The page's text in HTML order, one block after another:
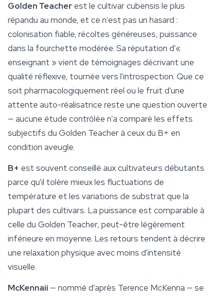
Golden Teacher est le cultivar cubensis le plus
répandu au monde, et ce n'est pas un hasard :
colonisation fiable, récoltes généreuses, puissance
dans la fourchette modérée. Sa réputation d'«
enseignant » vient de témoignages décrivant une
qualité réflexive, tournée vers l'introspection. Que ce
soit pharmacologiquement réel ou le fruit d'une
attente auto-réalisatrice reste une question ouverte
— aucune étude contrôlée n'a comparé les effets
subjectifs du Golden Teacher à ceux du B+ en
condition aveugle.
B+ est souvent conseillé aux cultivateurs débutants
parce qu'il tolère mieux les fluctuations de
température et les variations de substrat que la
plupart des cultivars. La puissance est comparable à
celle du Golden Teacher, peut-être légèrement
inférieure en moyenne. Les retours tendent à décrire
une relaxation physique avec moins d'intensité
visuelle.
McKennaii — nommé d'après Terence McKenna — se